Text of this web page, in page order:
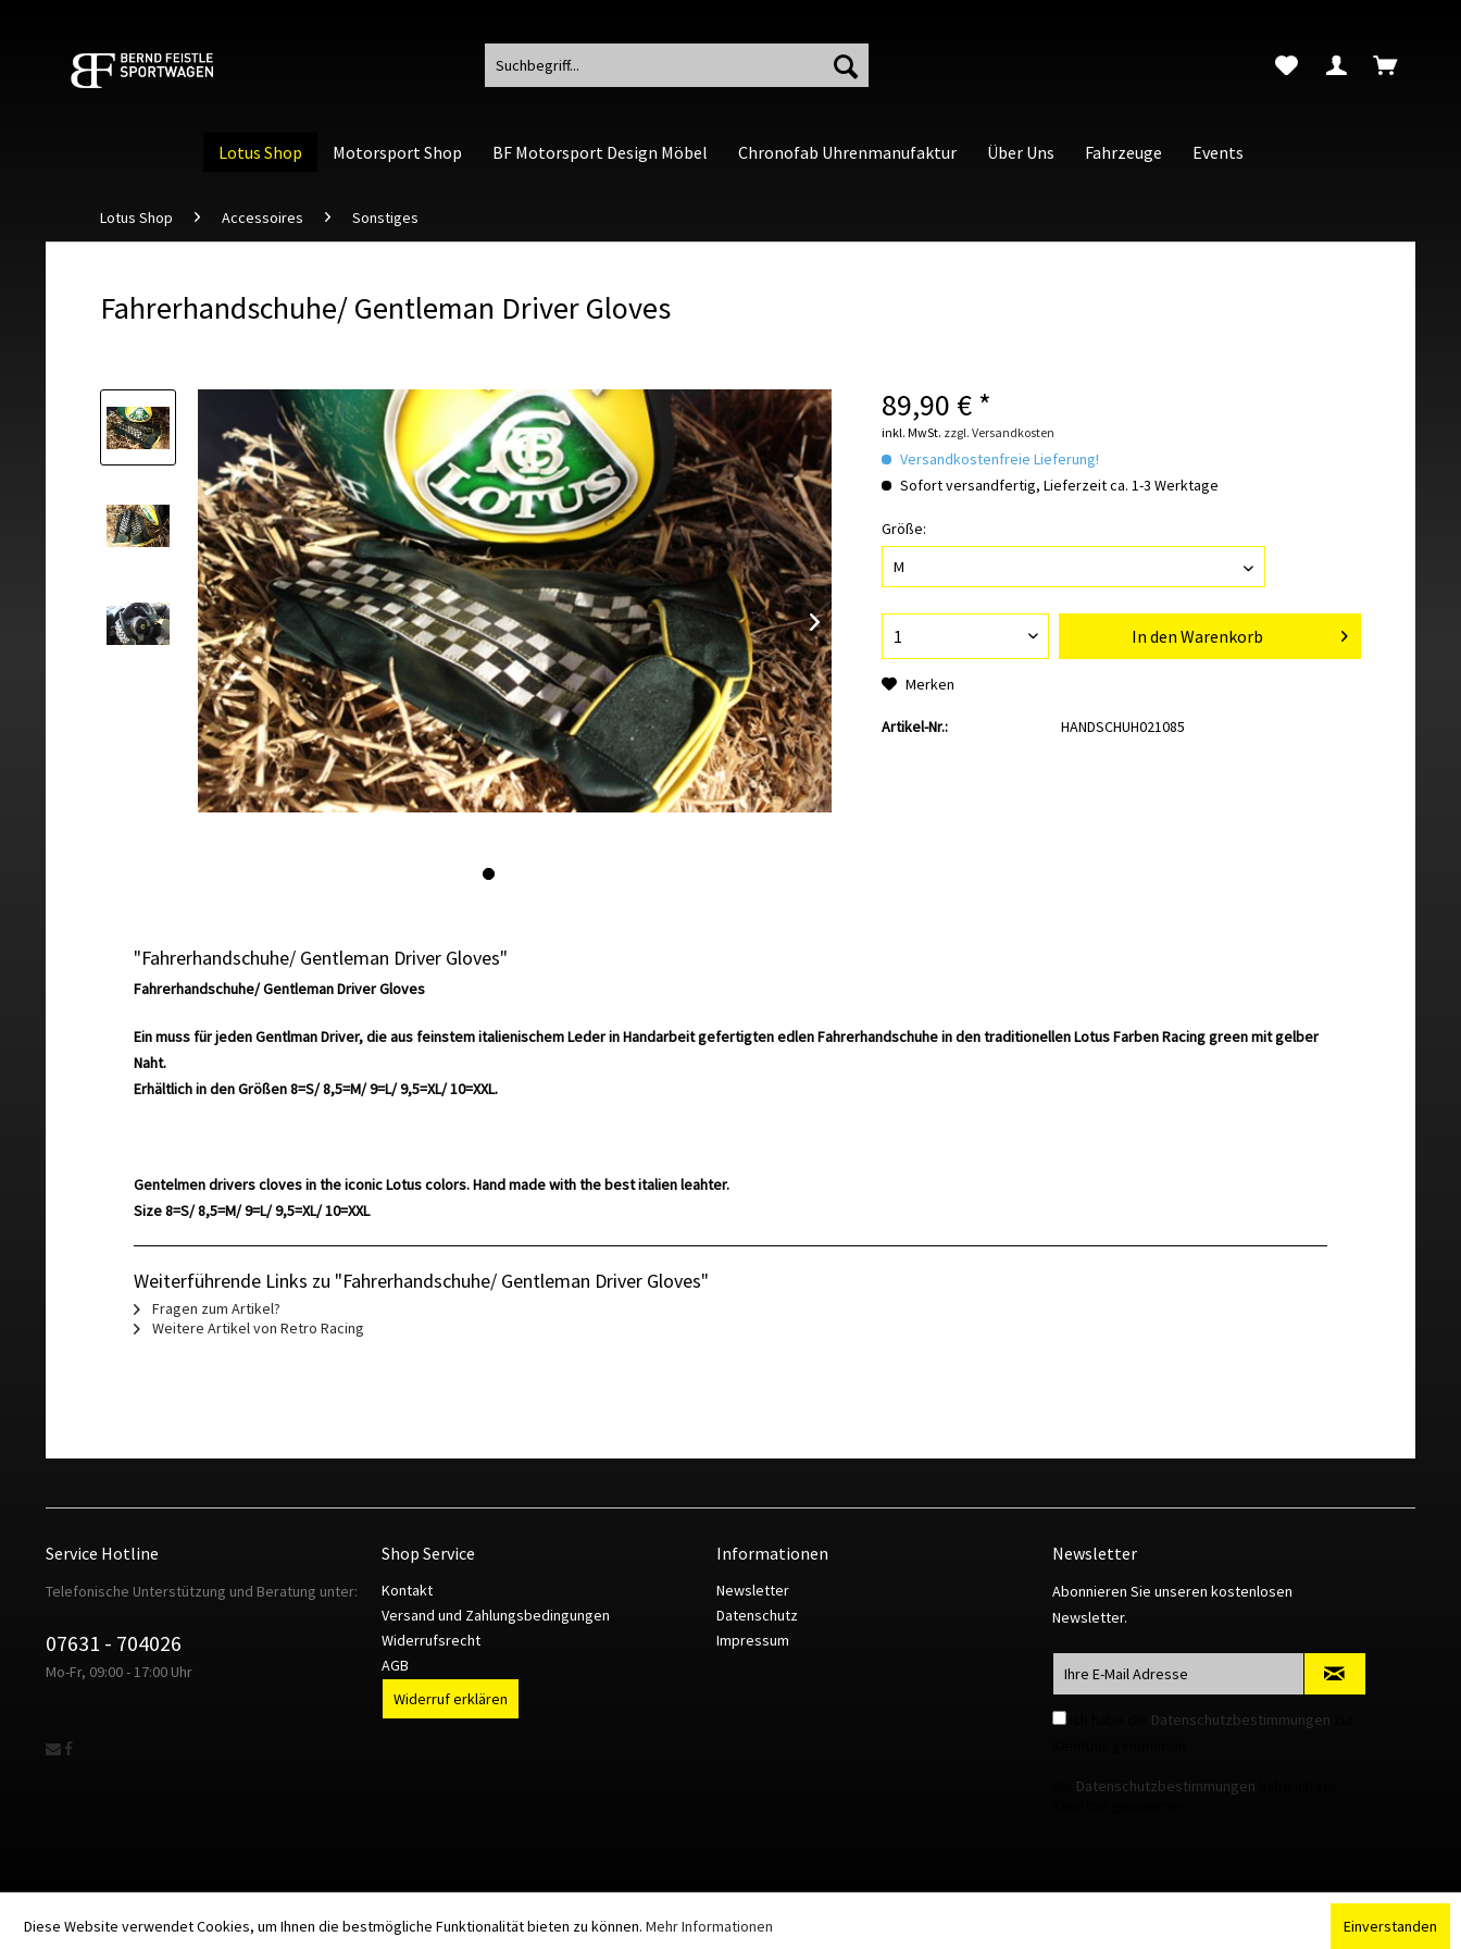
Lotus Shop Motorsport Shop BF Motorsport Design Möbel Chronofab Uhrenmanufaktur Über Uns Fahrzeuge Events
Lotus Shop Accessoires Sonstiges
Fahrerhandschuhe/ Gentleman Driver Gloves
89,90 € *
inkl. MwSt. zzgl. Versandkosten
Versandkostenfreie Lieferung!
Sofort versandfertig, Lieferzeit ca. 1-3 Werktage
Größe:
In den Warenkorb
Merken
Artikel-Nr.: HANDSCHUH021085
"Fahrerhandschuhe/ Gentleman Driver Gloves"
Fahrerhandschuhe/ Gentleman Driver Gloves
Ein muss für jeden Gentlman Driver, die aus feinstem italienischem Leder in Handarbeit gefertigten edlen Fahrerhandschuhe in den traditionellen Lotus Farben Racing green mit gelber
Naht.
Erhältlich in den Größen 8=S/ 8,5=M/ 9=L/ 9,5=XL/ 10=XXL.
Gentelmen drivers cloves in the iconic Lotus colors. Hand made with the best italien leahter.
Size 8=S/ 8,5=M/ 9=L/ 9,5=XL/ 10=XXL
Weiterführende Links zu "Fahrerhandschuhe/ Gentleman Driver Gloves"
Fragen zum Artikel?
Weitere Artikel von Retro Racing
Service Hotline
Telefonische Unterstützung und Beratung unter:
07631 - 704026
Mo-Fr, 09:00 - 17:00 Uhr
Shop Service
Kontakt
Versand und Zahlungsbedingungen
Widerrufsrecht
AGB
Widerruf erklären
Informationen
Newsletter
Datenschutz
Impressum
Newsletter
Abonnieren Sie unseren kostenlosen
Newsletter.
Datenschutzbestimmungen
Datenschutzbestimmungen
Diese Website verwendet Cookies, um Ihnen die bestmögliche Funktionalität bieten zu können. Mehr Informationen Einverstanden